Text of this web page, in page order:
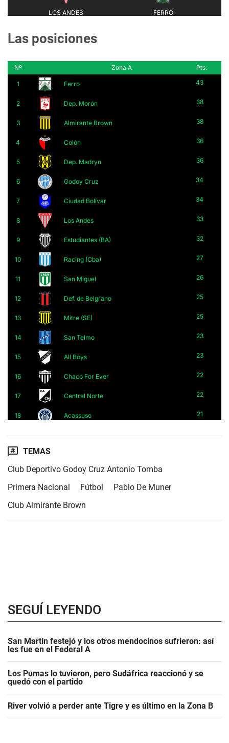
Las posiciones
TEMAS
Club Deportivo Godoy Cruz Antonio Tomba
Primera Nacional
Fútbol
Pablo De Muner
Club Almirante Brown
SEGUÍ LEYENDO
San Martín festejó y los otros mendocinos sufrieron: así
les fue en el Federal A
Los Pumas lo tuvieron, pero Sudáfrica reaccionó y se
quedó con el partido
River volvió a perder ante Tigre y es último en la Zona B